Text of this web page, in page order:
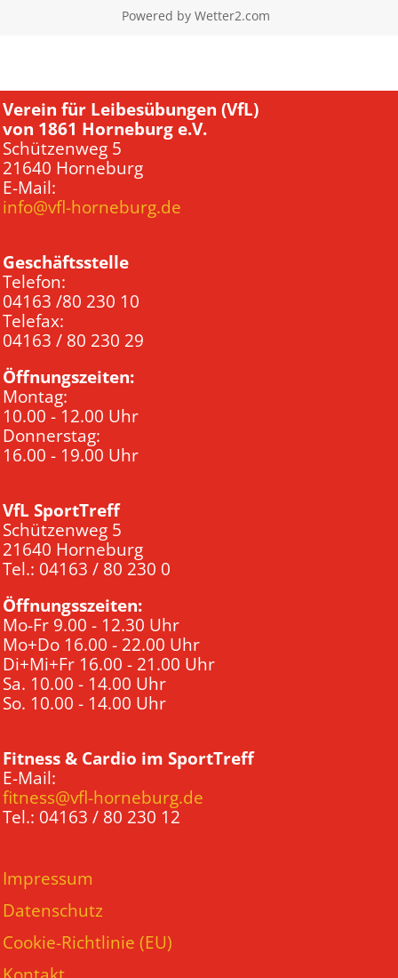
Powered by Wetter2.com
Verein für Leibesübungen (VfL)
von 1861 Horneburg e.V.
Schützenweg 5
21640 Horneburg
E-Mail:
info@vfl-horneburg.de
Geschäftsstelle
Telefon:
04163 /80 230 10
Telefax:
04163 / 80 230 29
Öffnungszeiten:
Montag:
10.00 - 12.00 Uhr
Donnerstag:
16.00 - 19.00 Uhr
VfL SportTreff
Schützenweg 5
21640 Horneburg
Tel.: 04163 / 80 230 0
Öffnungsszeiten:
Mo-Fr 9.00 - 12.30 Uhr
Mo+Do 16.00 - 22.00 Uhr
Di+Mi+Fr 16.00 - 21.00 Uhr
Sa. 10.00 - 14.00 Uhr
So. 10.00 - 14.00 Uhr
Fitness & Cardio im SportTreff
E-Mail:
fitness@vfl-horneburg.de
Tel.: 04163 / 80 230 12
Impressum
Datenschutz
Cookie-Richtlinie (EU)